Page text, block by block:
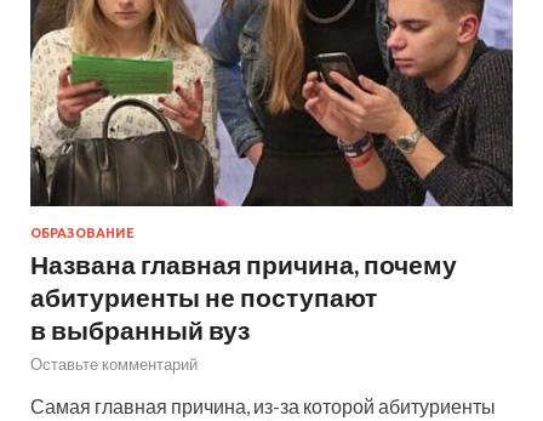
ОБРАЗОВАНИЕ
Названа главная причина, почему
абитуриенты не поступают
в выбранный вуз
Оставьте комментарий
Самая главная причина, из-за которой абитуриенты